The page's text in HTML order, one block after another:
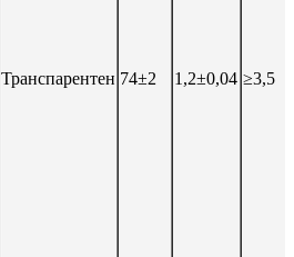
Транспарентен 74±2 1,2±0,04 ≥3,5